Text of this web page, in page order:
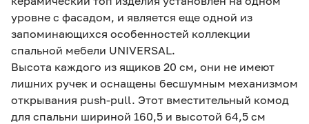
уровне с фасадом, и является еще одной из
запоминающихся особенностей коллекции
спальной мебели UNIVERSAL.
Высота каждого из ящиков 20 см, они не имеют
лишних ручек и оснащены бесшумным механизмом
открывания push-pull. Этот вместительный комод
для спальни шириной 160,5 и высотой 64,5 см